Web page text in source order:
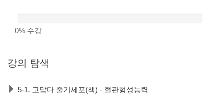
0% 수강
강의 탐색
5-1. 고맙다 줄기세포(책) - 혈관형성능력